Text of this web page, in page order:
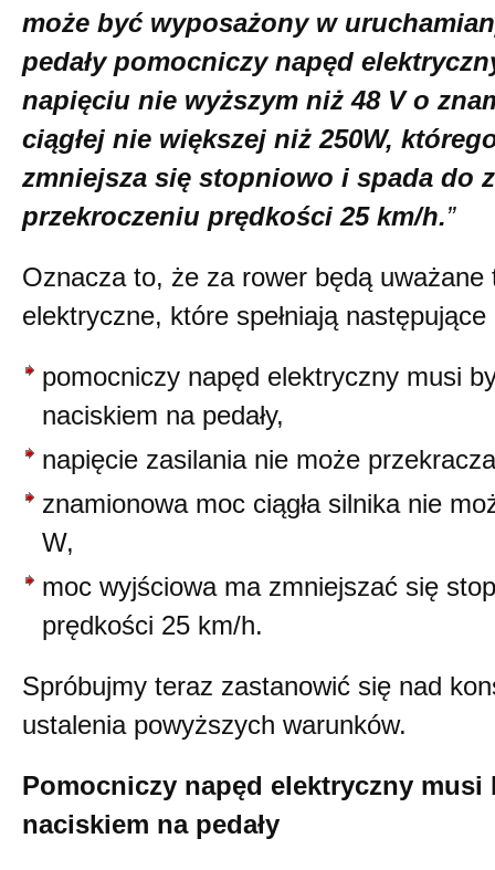
może być wyposażony w
pedały pomocniczy napęd
napięciu nie wyższym niż 48 V o
ciągłej nie większej niż 250W,
zmniejsza się stopniowo i spada do
przekroczeniu prędkości 25 km/h.”
Oznacza to, że za rower będą uważane
elektryczne, które spełniają
pomocniczy napęd elektryczny musi
naciskiem na pedały,
napięcie zasilania nie może
znamionowa moc ciągła silnika nie
W,
moc wyjściowa ma zmniejszać się
prędkości 25 km/h.
Spróbujmy teraz zastanowić się nad
ustalenia powyższych warunków.
Pomocniczy napęd elektryczny musi
naciskiem na pedały